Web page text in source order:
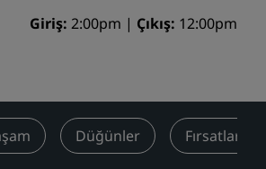
Düğün mekanları
İş amaçlı seyahat
Şehir merkezi otelleri
Blogumuzu ziyaret edin
Giriş 2:00pm Çıkış 12:00pm
Düğünler Fırsatlar